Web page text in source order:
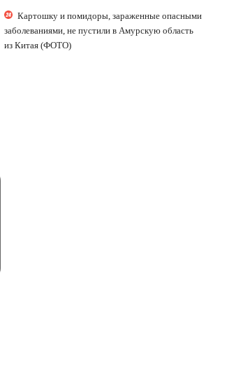
Картошку и помидоры, зараженные опасными
заболеваниями, не пустили в Амурскую область
из Китая (ФОТО)